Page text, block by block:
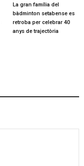
La gran família del
bàdminton setabense es
retroba per celebrar 40
anys de trajectòria